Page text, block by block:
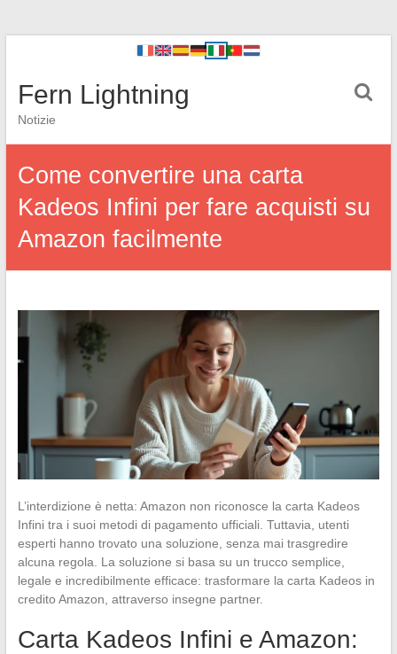
Fern Lightning
Notizie
Come convertire una carta
Kadeos Infini per fare acquisti su
Amazon facilmente
L’interdizione è netta: Amazon non riconosce la carta Kadeos
Infini tra i suoi metodi di pagamento ufficiali. Tuttavia, utenti
esperti hanno trovato una soluzione, senza mai trasgredire
alcuna regola. La soluzione si basa su un trucco semplice,
legale e incredibilmente efficace: trasformare la carta Kadeos in
credito Amazon, attraverso insegne partner.
Carta Kadeos Infini e Amazon: